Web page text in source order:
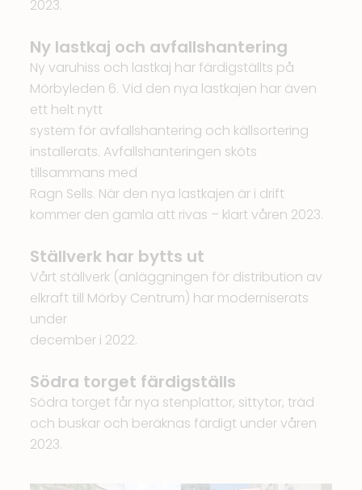
2023.
Ny lastkaj och avfallshantering
Ny varuhiss och lastkaj har färdigställts på
Mörbyleden 6. Vid den nya lastkajen har även
ett helt nytt
system för avfallshantering och källsortering
installerats. Avfallshanteringen sköts
tillsammans med
Ragn Sells. När den nya lastkajen är i drift
kommer den gamla att rivas – klart våren 2023.
Ställverk har bytts ut
Vårt ställverk (anläggningen för distribution av
elkraft till Mörby Centrum) har moderniserats
under
december i 2022.
Södra torget färdigställs
Södra torget får nya stenplattor, sittytor, träd
och buskar och beräknas färdigt under våren
2023.